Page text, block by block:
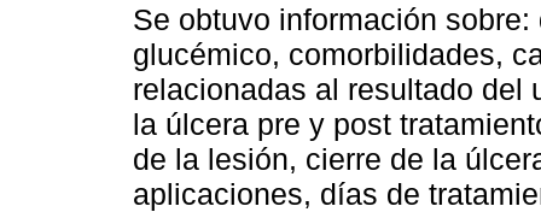
Se obtuvo información
glucémico, comorbilidades,
relacionadas al resultado del
la úlcera pre y post
de la lesión, cierre de la
aplicaciones, días de